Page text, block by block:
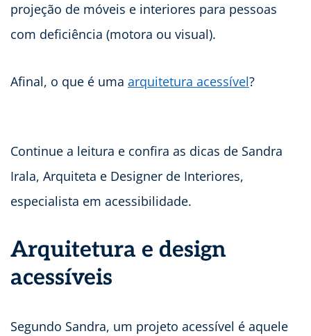
projeção de móveis e interiores para pessoas
com deficiência (motora ou visual).
Afinal, o que é uma arquitetura acessível?
Continue a leitura e confira as dicas de Sandra
Irala, Arquiteta e Designer de Interiores,
especialista em acessibilidade.
Arquitetura e design
acessíveis
Segundo Sandra, um projeto acessível é aquele